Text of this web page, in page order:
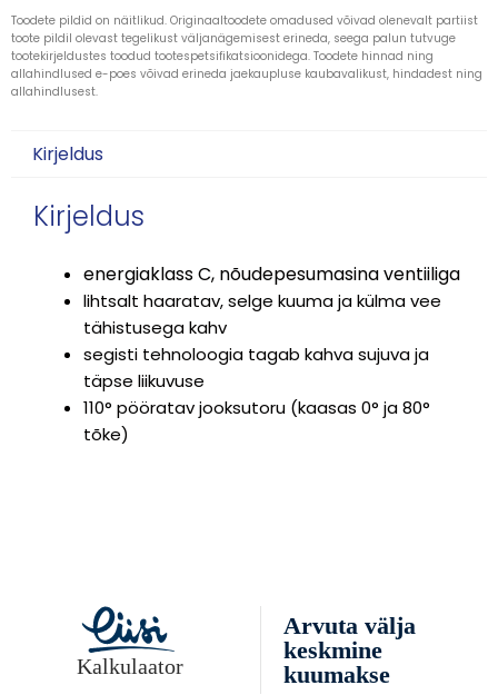
Toodete pildid on näitlikud. Originaaltoodete omadused võivad olenevalt partiist
toote pildil olevast tegelikust väljanägemisest erineda, seega palun tutvuge
tootekirjeldustes toodud tootespetsifikatsioonidega. Toodete hinnad ning
allahindlused e-poes võivad erineda jaekaupluse kaubavalikust, hindadest ning
allahindlusest.
Kirjeldus
Kirjeldus
energiaklass C, nõudepesumasina ventiiliga
lihtsalt haaratav, selge kuuma ja külma vee
tähistusega kahv
segisti tehnoloogia tagab kahva sujuva ja
täpse liikuvuse
110° pööratav jooksutoru (kaasas 0° ja 80°
tõke)